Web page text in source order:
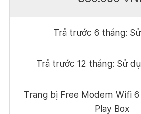
Trả trước 6 tháng:
Trả trước 12 tháng: Sử
Trang bị Free Modem Wifi
Play Box